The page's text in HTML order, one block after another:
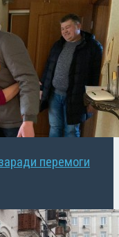
перемоги